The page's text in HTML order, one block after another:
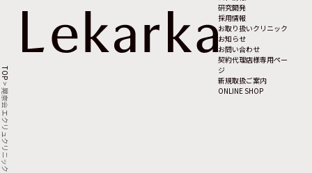
研究開発
採用情報
お取り扱いクリニック
お知らせ
お問い合わせ
契約代理店様専用ペー
ジ
新規取扱ご案内
ONLINE SHOP
TOP
>
晃奈会 エクリュクリニック